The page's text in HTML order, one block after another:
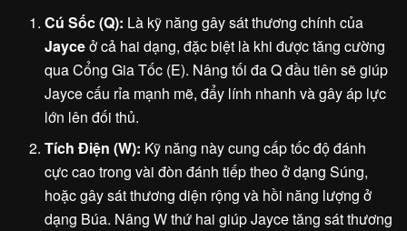
Cú Sốc (Q): Là kỹ năng gây sát thương chính của
Jayceở cả hai dạng, đặc biệt là khi được tăng cường
qua Cổng Gia Tốc (E). Nâng tối đa Q đầu tiên sẽ giúp
Jayce cấu rỉa mạnh mẽ, đẩy lính nhanh và gây áp lực
lớn lên đối thủ.
Tích Điện (W): Kỹ năng này cung cấp tốc độ đánh
cực cao trong vài đòn đánh tiếp theo ở dạng Súng,
hoặc gây sát thương diện rộng và hồi năng lượng ở
dạng Búa. Nâng W thứ hai giúp Jayce tăng sát thương